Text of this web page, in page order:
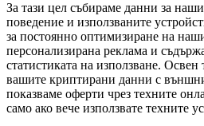
За тази цел събираме данни за
поведение и използваните
за постоянно оптимизиране на
персонализирана реклама и
статистиката на използване.
вашите криптирани данни с
показваме оферти чрез техните
само ако вече използвате техните